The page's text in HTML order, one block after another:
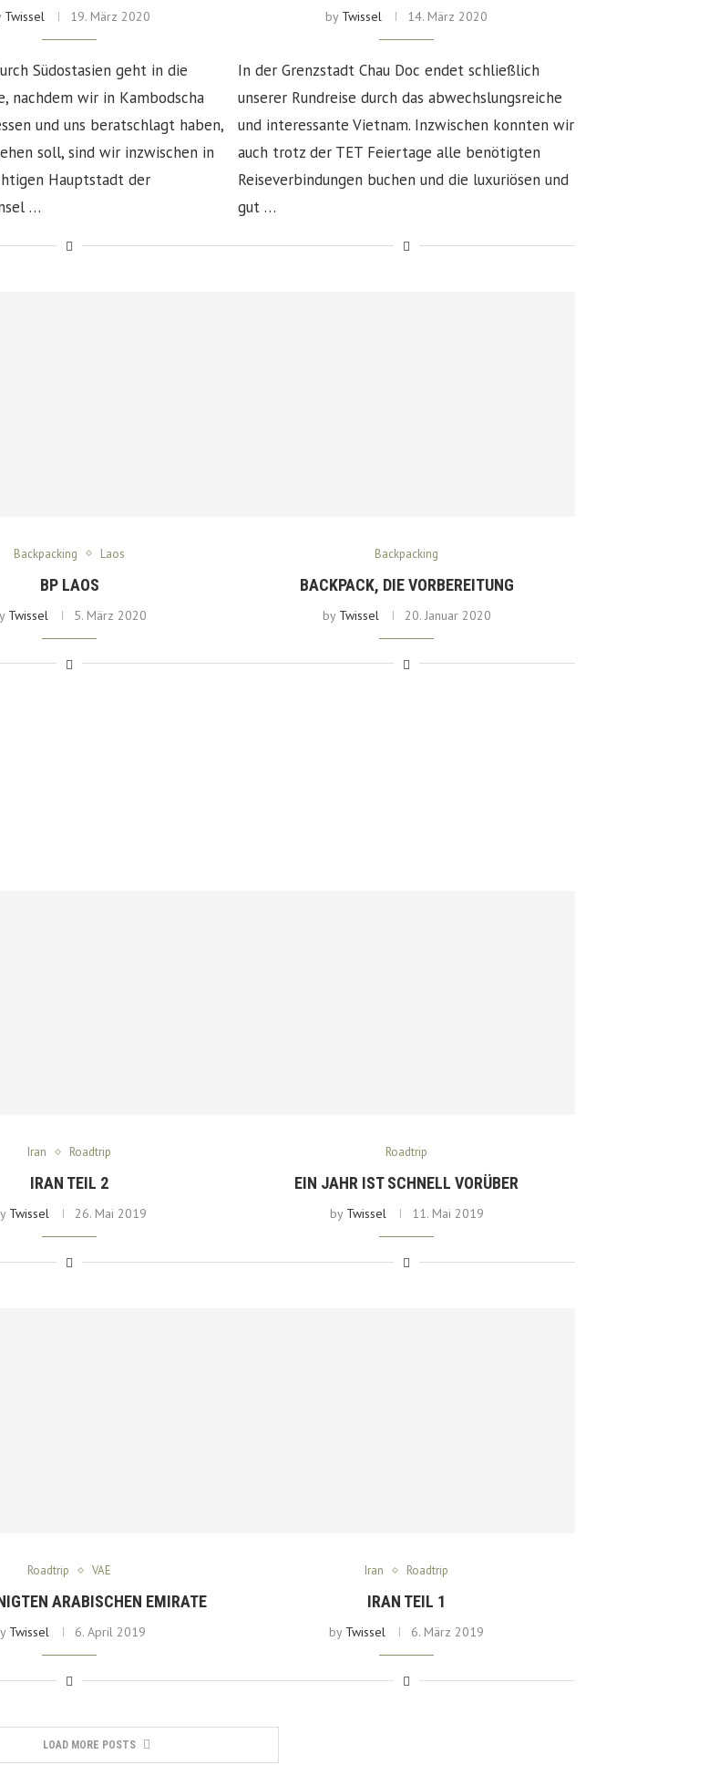
Twissel 19. März 2020
Südostasien geht in die
nachdem wir in Kambodscha
und uns beratschlagt haben,
soll, sind wir inzwischen in
Hauptstadt der
…
by Twissel 14. März 2020
In der Grenzstadt Chau Doc endet schließlich
unserer Rundreise durch das abwechslungsreiche
und interessante Vietnam. Inzwischen konnten wir
auch trotz der TET Feiertage alle benötigten
Reiseverbindungen buchen und die luxuriösen und
gut …
Backpacking Laos
BP LAOS
Twissel 5. März 2020
Backpacking
BACKPACK, DIE VORBEREITUNG
by Twissel 20. Januar 2020
Iran Roadtrip
IRAN TEIL 2
Twissel 26. Mai 2019
Roadtrip
EIN JAHR IST SCHNELL VORÜBER
by Twissel 11. Mai 2019
Roadtrip VAE
ARABISCHEN EMIRATE
Twissel 6. April 2019
Iran Roadtrip
IRAN TEIL 1
by Twissel 6. März 2019
LOAD MORE POSTS